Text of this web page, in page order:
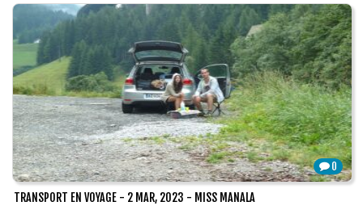
0
TRANSPORT EN VOYAGE - 2 MAR, 2023 - MISS MANALA